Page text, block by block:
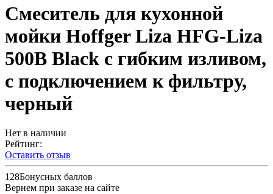
Смеситель для кухонной
мойки Hoffger Liza HFG-Liza
500B Black с гибким изливом,
с подключением к фильтру,
черный
Нет в наличии
Рейтинг:
Оставить отзыв
128Бонусных баллов
Вернем при заказе на сайте